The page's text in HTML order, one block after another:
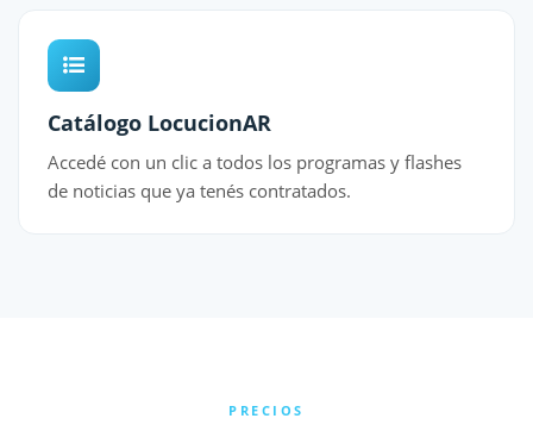
Catálogo LocucionAR
Accedé con un clic a todos los programas y flashes
de noticias que ya tenés contratados.
PRECIOS